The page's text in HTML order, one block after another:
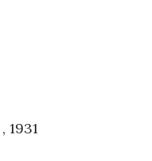
1931